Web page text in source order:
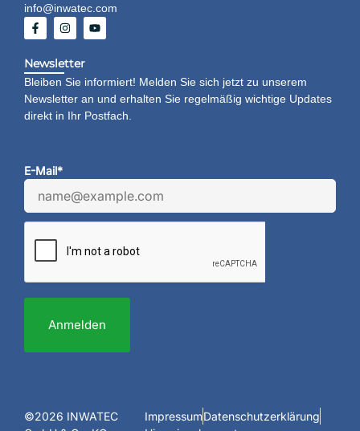
info@inwatec.com
Newsletter
Bleiben Sie informiert! Melden Sie sich jetzt zu unserem
Newsletter an und erhalten Sie regelmäßig wichtige Updates
direkt in Ihr Postfach.
E-Mail*
Anmelden
©2026 INWATEC
ImpressumDatenschutzerklärung